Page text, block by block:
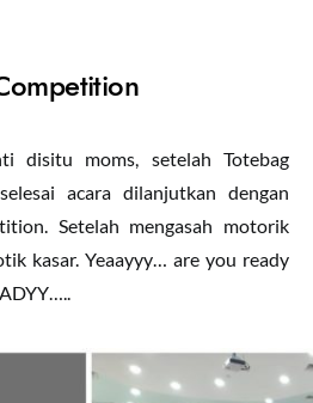
disitu moms, setelah Totebag
acara dilanjutkan dengan
Setelah mengasah motorik
kasar. Yeaayyy… are you ready